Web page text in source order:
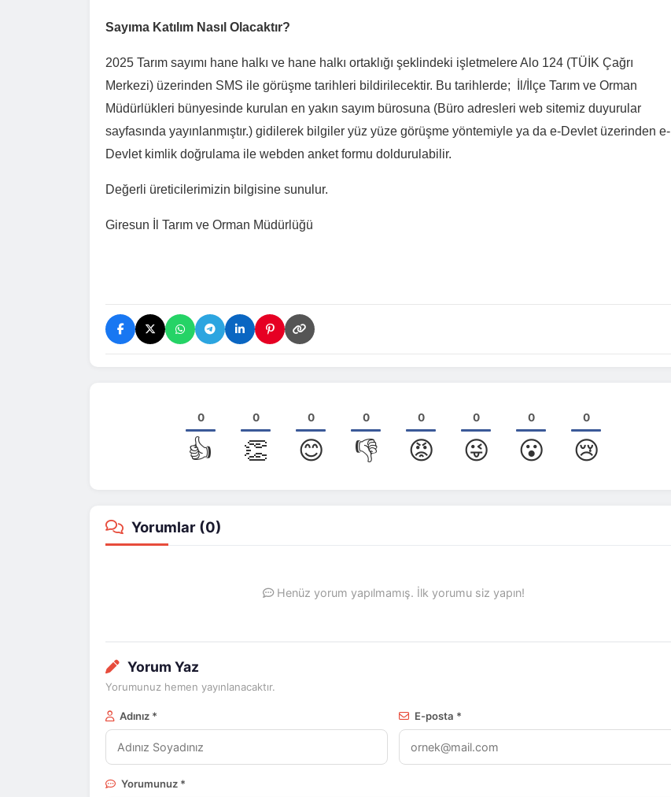
Sayıma Katılım Nasıl Olacaktır?
2025 Tarım sayımı hane halkı ve hane halkı ortaklığı şeklindeki işletmelere Alo 124 (TÜİK Çağrı
Merkezi) üzerinden SMS ile görüşme tarihleri bildirilecektir. Bu tarihlerde; İl/İlçe Tarım ve Orman
Müdürlükleri bünyesinde kurulan en yakın sayım bürosuna (Büro adresleri web sitemiz duyurular
sayfasında yayınlanmıştır.) gidilerek bilgiler yüz yüze görüşme yöntemiyle ya da e-Devlet üzerinden e-
Devlet kimlik doğrulama ile webden anket formu doldurulabilir.
Değerli üreticilerimizin bilgisine sunulur.
Giresun İl Tarım ve Orman Müdürlüğü
0
👍
0
👏
0
😊
0
👎
0
😡
0
😜
0
😮
0
😢
Yorumlar (0)
Henüz yorum yapılmamış. İlk yorumu siz yapın!
Yorum Yaz
Yorumunuz hemen yayınlanacaktır.
Adınız * E-posta *
Yorumunuz *